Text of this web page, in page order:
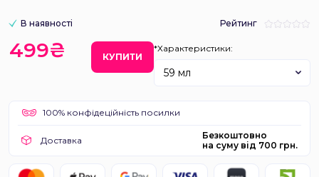
В наявності Рейтинг
499₴ КУПИТИ
*Характеристики:
59 мл
100% конфідеційність посилки
Доставка
Безкоштовно
на суму від 700 грн.